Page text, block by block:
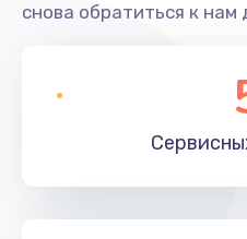
снова обратиться к нам